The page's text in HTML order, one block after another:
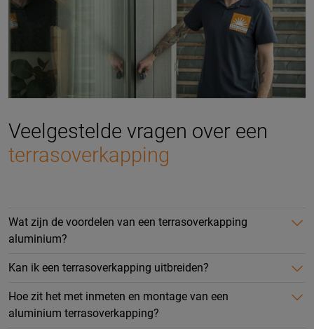
Veelgestelde vragen over een
terrasoverkapping
Wat zijn de voordelen van een terrasoverkapping
aluminium?
Kan ik een terrasoverkapping uitbreiden?
Hoe zit het met inmeten en montage van een
aluminium terrasoverkapping?